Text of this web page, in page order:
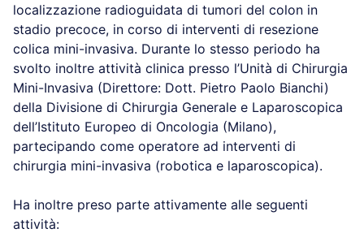
localizzazione radioguidata di tumori del colon in
stadio precoce, in corso di interventi di resezione
colica mini-invasiva. Durante lo stesso periodo ha
svolto inoltre attività clinica presso l’Unità di Chirurgia
Mini-Invasiva (Direttore: Dott. Pietro Paolo Bianchi)
della Divisione di Chirurgia Generale e Laparoscopica
dell’Istituto Europeo di Oncologia (Milano),
partecipando come operatore ad interventi di
chirurgia mini-invasiva (robotica e laparoscopica).
Ha inoltre preso parte attivamente alle seguenti
attività: